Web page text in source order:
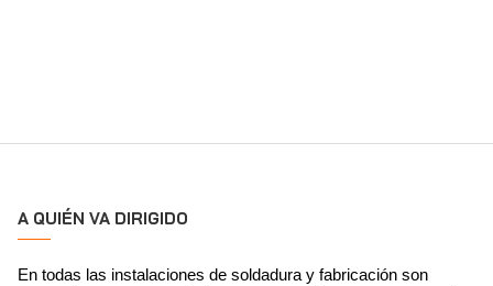
A QUIÉN VA DIRIGIDO
En todas las instalaciones de soldadura y fabricación son